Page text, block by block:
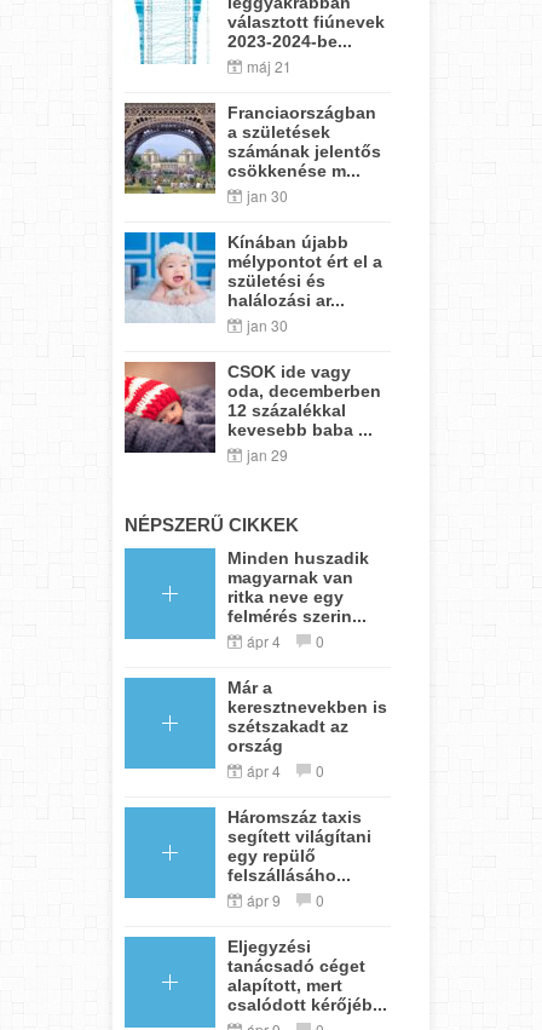
választott fiúnevek
2023-2024-be...
máj 21
Franciaországban
a születések
számának jelentős
csökkenése m...
jan 30
Kínában újabb
mélypontot ért el a
születési és
halálozási ar...
jan 30
CSOK ide vagy
oda, decemberben
12 százalékkal
kevesebb baba ...
jan 29
NÉPSZERŰ CIKKEK
Minden huszadik
magyarnak van
ritka neve egy
felmérés szerin...
ápr 4 0
Már a
keresztnevekben is
szétszakadt az
ország
ápr 4 0
Háromszáz taxis
segített világítani
egy repülő
felszállásáho...
ápr 9 0
Eljegyzési
tanácsadó céget
alapított, mert
csalódott kérőjéb...